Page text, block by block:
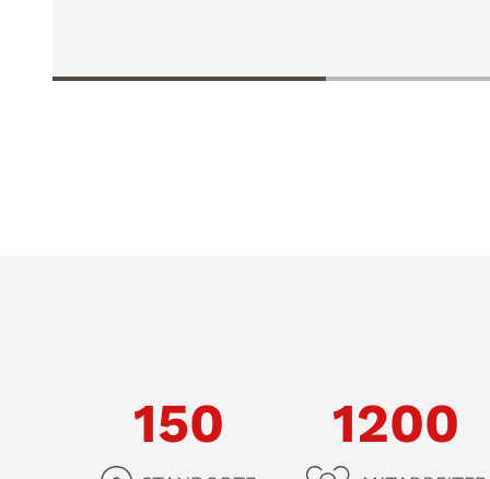
150 1200